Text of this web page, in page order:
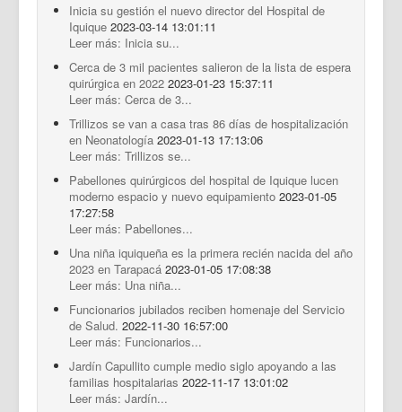
Inicia su gestión el nuevo director del Hospital de
Iquique 2023-03-14 13:01:11
Leer más: Inicia su...
Cerca de 3 mil pacientes salieron de la lista de espera
quirúrgica en 2022 2023-01-23 15:37:11
Leer más: Cerca de 3...
Trillizos se van a casa tras 86 días de hospitalización
en Neonatología 2023-01-13 17:13:06
Leer más: Trillizos se...
Pabellones quirúrgicos del hospital de Iquique lucen
moderno espacio y nuevo equipamiento 2023-01-05
17:27:58
Leer más: Pabellones...
Una niña iquiqueña es la primera recién nacida del año
2023 en Tarapacá 2023-01-05 17:08:38
Leer más: Una niña...
Funcionarios jubilados reciben homenaje del Servicio
de Salud. 2022-11-30 16:57:00
Leer más: Funcionarios...
Jardín Capullito cumple medio siglo apoyando a las
familias hospitalarias 2022-11-17 13:01:02
Leer más: Jardín...